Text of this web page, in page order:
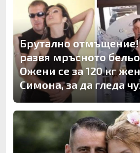
Брутално отмъщение!
развя мръсното
Ожени се за 120 кг
Симона, за да гледа